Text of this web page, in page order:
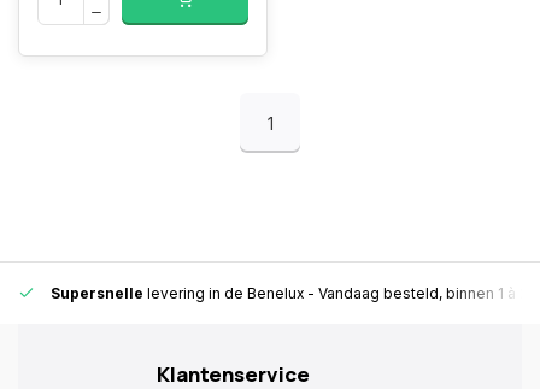
1
Supersnelle levering in de Benelux - Vandaag besteld, binnen 1 à 2
Klantenservice